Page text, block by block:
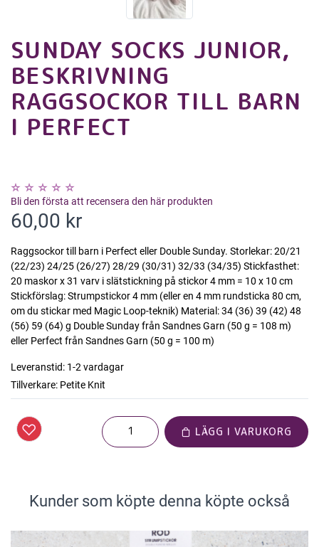
SUNDAY SOCKS JUNIOR,
BESKRIVNING
RAGGSOCKOR TILL BARN
I PERFECT
Bli den första att recensera den här produkten
60,00 kr
Raggsockor till barn i Perfect eller Double Sunday. Storlekar: 20/21
(22/23) 24/25 (26/27) 28/29 (30/31) 32/33 (34/35) Stickfasthet:
20 maskor x 31 varv i slätstickning på stickor 4 mm = 10 x 10 cm
Stickförslag: Strumpstickor 4 mm (eller en 4 mm rundsticka 80 cm,
om du stickar med Magic Loop-teknik) Material: 34 (36) 39 (42) 48
(56) 59 (64) g Double Sunday från Sandnes Garn (50 g = 108 m)
eller Perfect från Sandnes Garn (50 g = 100 m)
Leveranstid: 1-2 vardagar
Tillverkare: Petite Knit
LÄGG I VARUKORG
Kunder som köpte denna köpte också